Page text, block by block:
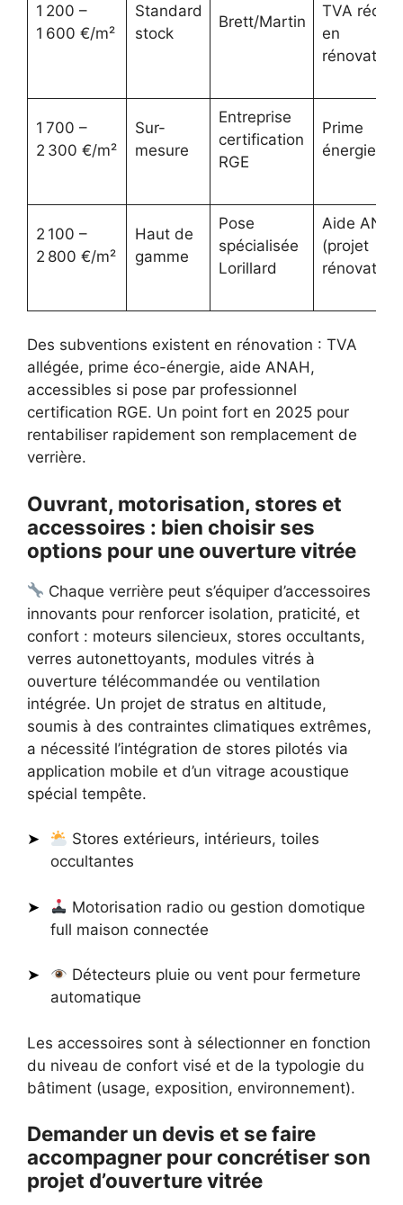
1 200 –
1 600 €/m²
Standard
stock
Brett/Martin
TVA réduit
en
rénovation
1 700 –
2 300 €/m²
Sur-
mesure
Entreprise
certification
RGE
Prime
énergie
2 100 –
2 800 €/m²
Haut de
gamme
Pose
spécialisée
Lorillard
Aide
(projet
rénovation)
Des subventions existent en rénovation : TVA
allégée, prime éco-énergie, aide ANAH,
accessibles si pose par professionnel
certification RGE. Un point fort en 2025 pour
rentabiliser rapidement son remplacement de
verrière.
Ouvrant, motorisation, stores et
accessoires : bien choisir ses
options pour une ouverture vitrée
Chaque verrière peut s’équiper d’accessoires
innovants pour renforcer isolation, praticité, et
confort : moteurs silencieux, stores occultants,
verres autonettoyants, modules vitrés à
ouverture télécommandée ou ventilation
intégrée. Un projet de stratus en altitude,
soumis à des contraintes climatiques extrêmes,
a nécessité l’intégration de stores pilotés via
application mobile et d’un vitrage acoustique
spécial tempête.
Stores extérieurs, intérieurs, toiles
occultantes
Motorisation radio ou gestion domotique
full maison connectée
Détecteurs pluie ou vent pour fermeture
automatique
Les accessoires sont à sélectionner en fonction
du niveau de confort visé et de la typologie du
bâtiment (usage, exposition, environnement).
Demander un devis et se faire
accompagner pour concrétiser son
projet d’ouverture vitrée